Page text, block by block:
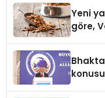
Yeni
göre,